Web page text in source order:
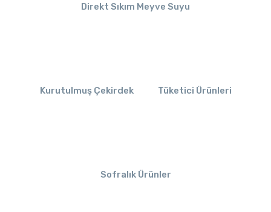
Direkt Sıkım Meyve Suyu
Kurutulmuş Çekirdek Tüketici Ürünleri
Sofralık Ürünler